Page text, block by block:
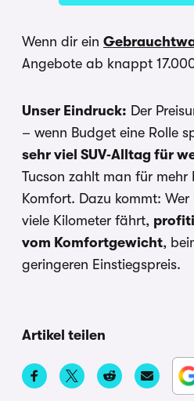
Wenn dir ein
Angebote ab knappt
Unser Eindruck: Der
– wenn Budget eine Rolle
sehr viel SUV‑Alltag für
Tucson zahlt man für mehr
Komfort. Dazu kommt:
viele Kilometer fährt,
vom Komfortgewicht,
geringeren Einstiegspreis.
Artikel teilen